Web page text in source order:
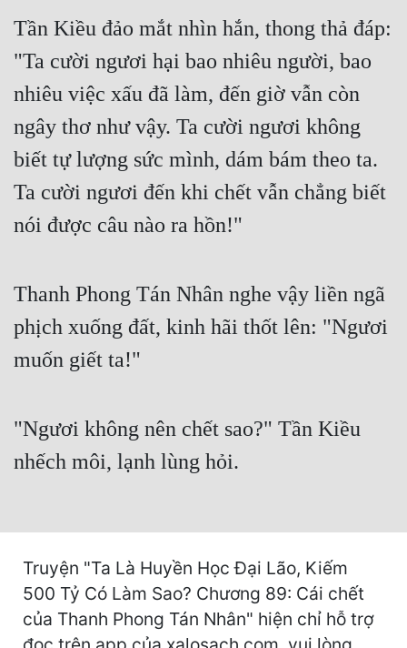
Du Hí
Dã Sử
Dị Giới
Dị Năng
Huyền Huyễn
Huyền Nghi
Huyền Ảo
Hệ Thống
Học Đường
Kinh Dị
Kiếm Hiệp
Tần Kiều đảo mắt nhìn hắn, thong thả đáp:
"Ta cười ngươi hại bao nhiêu người, bao
nhiêu việc xấu đã làm, đến giờ vẫn còn
ngây thơ như vậy. Ta cười ngươi không
biết tự lượng sức mình, dám bám theo ta.
Ta cười ngươi đến khi chết vẫn chẳng biết
nói được câu nào ra hồn!"
Thanh Phong Tán Nhân nghe vậy liền ngã
phịch xuống đất, kinh hãi thốt lên: "Ngươi
muốn giết ta!"
"Ngươi không nên chết sao?" Tần Kiều
nhếch môi, lạnh lùng hỏi.
Truyện "Ta Là Huyền Học Đại Lão, Kiếm
500 Tỷ Có Làm Sao? Chương 89: Cái chết
của Thanh Phong Tán Nhân" hiện chỉ hỗ trợ